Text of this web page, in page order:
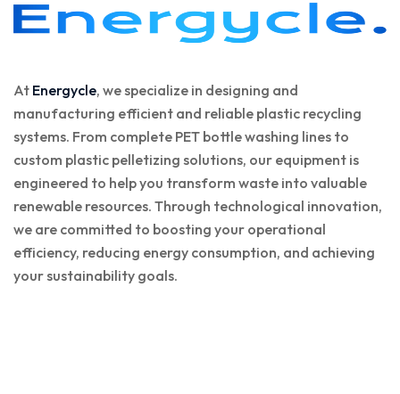
At Energycle, we specialize in designing and
manufacturing efficient and reliable plastic recycling
systems. From complete PET bottle washing lines to
custom plastic pelletizing solutions, our equipment is
engineered to help you transform waste into valuable
renewable resources. Through technological innovation,
we are committed to boosting your operational
efficiency, reducing energy consumption, and achieving
your sustainability goals.